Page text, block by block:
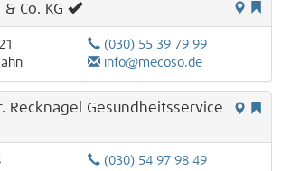
& Co. KG
(030) 55 39 79 99
info@mecoso.de
Recknagel Gesundheitsservice
(030) 54 97 98 49